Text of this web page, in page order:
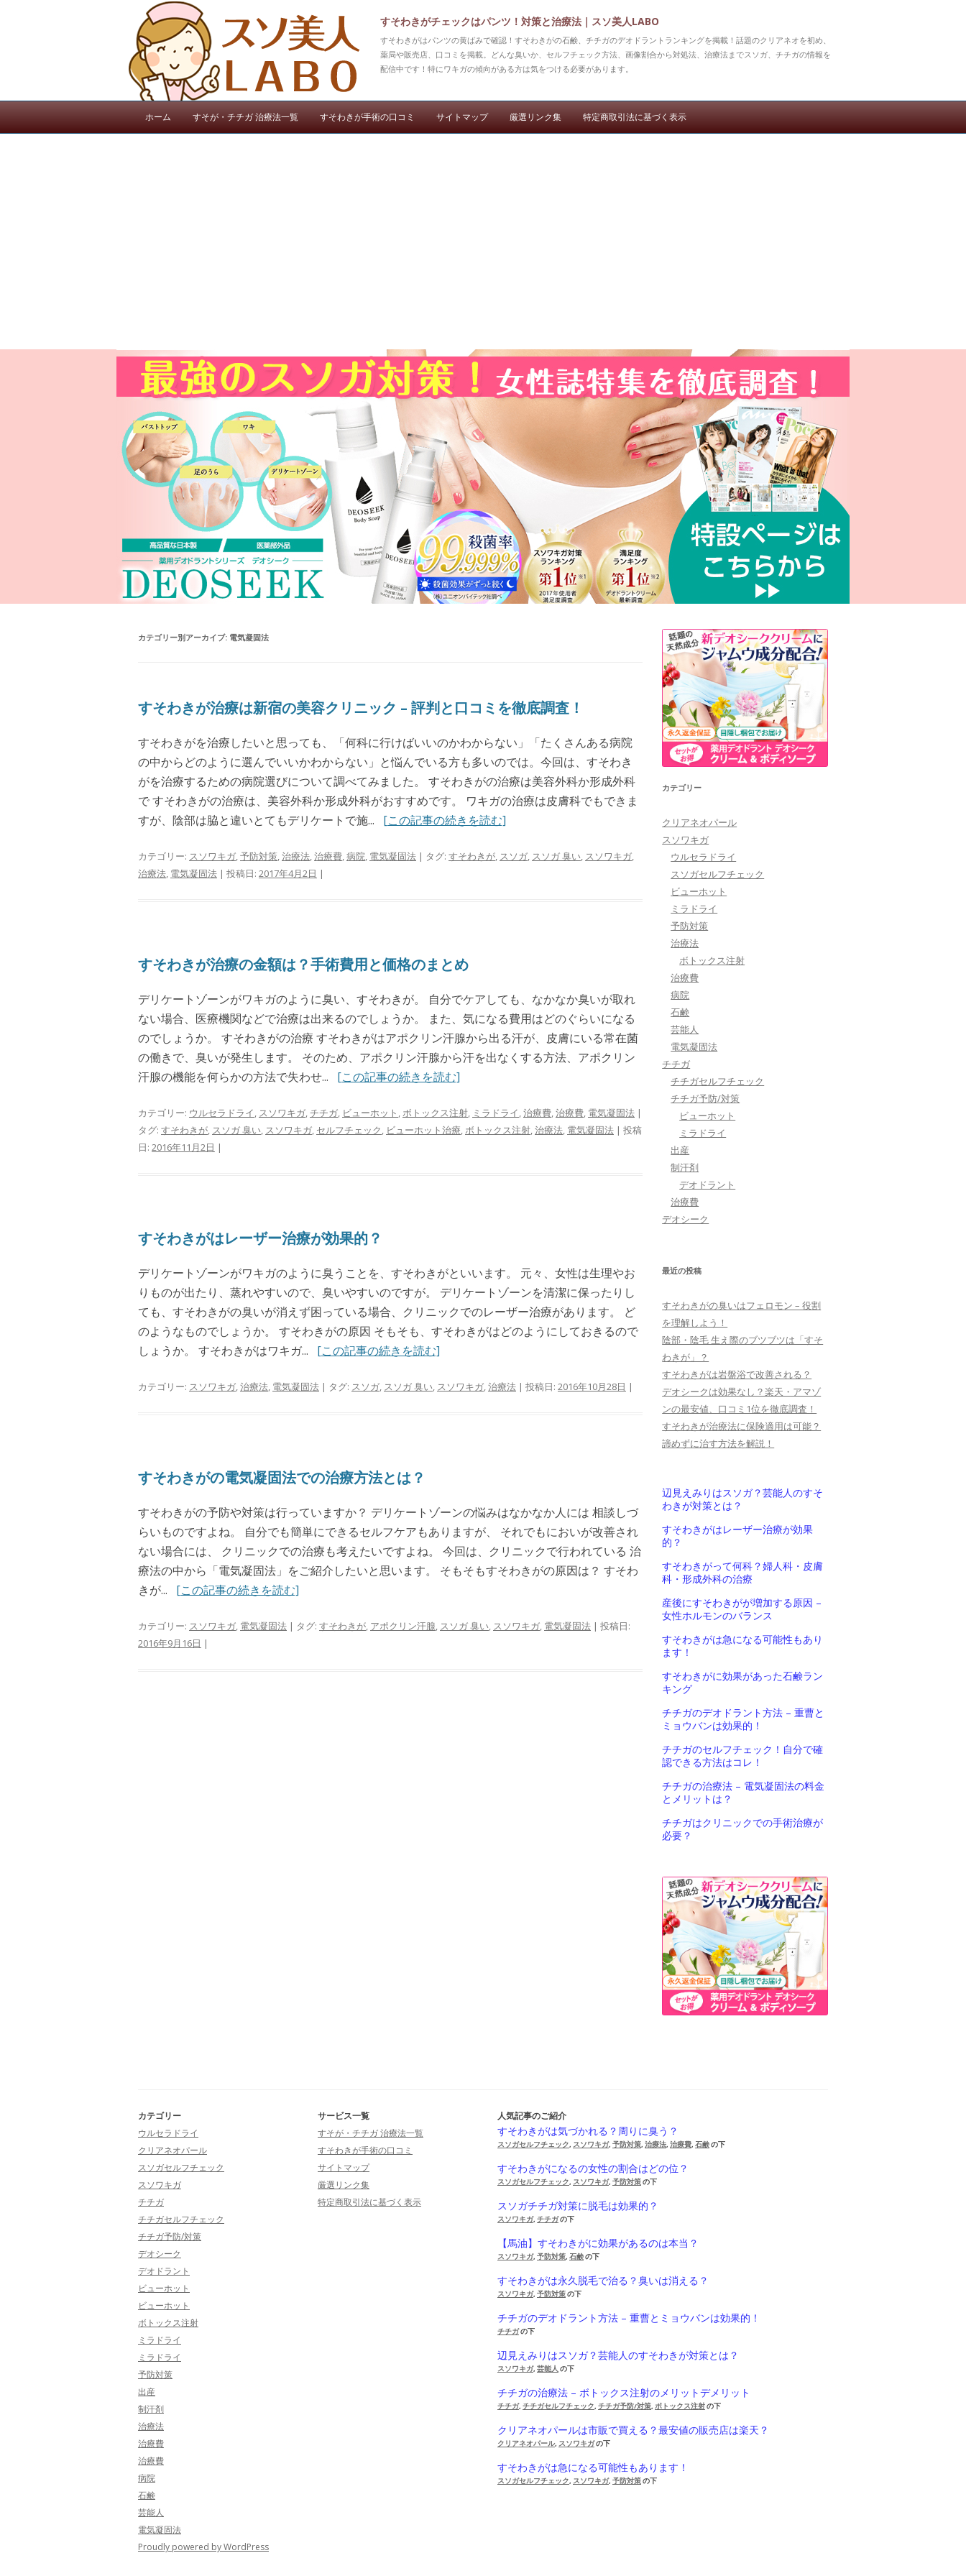
すそわきがチェックはパンツ！対策と治療法｜スソ美人LABO
すそわきがはパンツの黄ばみで確認！すそわきがの石鹸、チチガのデオドラントランキングを掲載！話題のクリアネオを初め、
薬局や販売店、口コミを掲載。どんな臭いか、セルフチェック方法、画像割合から対処法、治療法までスソガ、チチガの情報を
配信中です！特にワキガの傾向がある方は気をつける必要があります。
コンテンツへ移動
ホーム すそが・チチガ 治療法一覧 すそわきが手術の口コミ サイトマップ 厳選リンク集 特定商取引法に基づく表示
カテゴリー別アーカイブ: 電気凝固法
すそわきが治療は新宿の美容クリニック – 評判と口コミを徹底調査！
すそわきがを治療したいと思っても、「何科に行けばいいのかわからない」「たくさんある病院
の中からどのように選んでいいかわからない」と悩んでいる方も多いのでは。今回は、すそわき
がを治療するための病院選びについて調べてみました。 すそわきがの治療は美容外科か形成外科
で すそわきがの治療は、美容外科か形成外科がおすすめです。 ワキガの治療は皮膚科でもできま
すが、陰部は脇と違いとてもデリケートで施... [この記事の続きを読む]
カテゴリー: スソワキガ,予防対策,治療法,治療費,病院, 電気凝固法 | タグ: すそわきが, スソガ, スソガ 臭い, スソワキガ,
治療法, 電気凝固法 | 投稿日: 2017年4月2日 |
すそわきが治療の金額は？手術費用と価格のまとめ
デリケートゾーンがワキガのように臭い、すそわきが。 自分でケアしても、なかなか臭いが取れ
ない場合、医療機関などで治療は出来るのでしょうか。 また、気になる費用はどのぐらいになる
のでしょうか。 すそわきがの治療 すそわきがはアポクリン汗腺から出る汗が、皮膚にいる常在菌
の働きで、臭いが発生します。 そのため、アポクリン汗腺から汗を出なくする方法、アポクリン
汗腺の機能を何らかの方法で失わせ... [この記事の続きを読む]
カテゴリー: ウルセラドライ, スソワキガ,チチガ, ビューホット ,ボトックス注射, ミラドライ,治療費,治療費, 電気凝固法 |
タグ: すそわきが, スソガ 臭い, スソワキガ, セルフチェック, ビューホット治療,ボトックス注射,治療法, 電気凝固法 | 投稿
日: 2016年11月2日 |
すそわきがはレーザー治療が効果的？
デリケートゾーンがワキガのように臭うことを、すそわきがといいます。 元々、女性は生理やお
りものが出たり、蒸れやすいので、臭いやすいのですが。 デリケートゾーンを清潔に保ったりし
ても、すそわきがの臭いが消えず困っている場合、クリニックでのレーザー治療があります。 ど
のようなものでしょうか。 すそわきがの原因 そもそも、すそわきがはどのようにしておきるので
しょうか。 すそわきがはワキガ... [この記事の続きを読む]
カテゴリー: スソワキガ,治療法, 電気凝固法 | タグ: スソガ, スソガ 臭い, スソワキガ,治療法 | 投稿日: 2016年10月28日 |
すそわきがの電気凝固法での治療方法とは？
すそわきがの予防や対策は行っていますか？ デリケートゾーンの悩みはなかなか人には 相談しづ
らいものですよね。 自分でも簡単にできるセルフケアもありますが、 それでもにおいが改善され
ない場合には、 クリニックでの治療も考えたいですよね。 今回は、クリニックで行われている 治
療法の中から「電気凝固法」をご紹介したいと思います。 そもそもすそわきがの原因は？ すそわ
きが... [この記事の続きを読む]
カテゴリー: スソワキガ, 電気凝固法 | タグ: すそわきが, アポクリン汗腺, スソガ 臭い, スソワキガ, 電気凝固法 | 投稿日:
2016年9月16日 |
カテゴリー
クリアネオパール
スソワキガ
ウルセラドライ
スソガセルフチェック
ビューホット
ミラドライ
予防対策
治療法
ボトックス注射
治療費
病院
石鹸
芸能人
電気凝固法
チチガ
チチガセルフチェック
チチガ予防/対策
ビューホット
ミラドライ
出産
制汗剤
デオドラント
治療費
デオシーク
最近の投稿
すそわきがの臭いはフェロモン – 役割
を理解しよう！
陰部・陰毛 生え際のブツブツは「すそ
わきが」？
すそわきがは岩盤浴で改善される？
デオシークは効果なし？楽天・アマゾ
ンの最安値、口コミ1位を徹底調査！
すそわきが治療法に保険適用は可能？
諦めずに治す方法を解説！
辺見えみりはスソガ？芸能人のすそ
わきが対策とは？
すそわきがはレーザー治療が効果
的？
すそわきがって何科？婦人科・皮膚
科・形成外科の治療
産後にすそわきがが増加する原因 –
女性ホルモンのバランス
すそわきがは急になる可能性もあり
ます！
すそわきがに効果があった石鹸ラン
キング
チチガのデオドラント方法 – 重曹と
ミョウバンは効果的！
チチガのセルフチェック！自分で確
認できる方法はコレ！
チチガの治療法 – 電気凝固法の料金
とメリットは？
チチガはクリニックでの手術治療が
必要？
カテゴリー
ウルセラドライ
クリアネオパール
スソガセルフチェック
スソワキガ
チチガ
チチガセルフチェック
チチガ予防/対策
デオシーク
デオドラント
ビューホット
ビューホット
ボトックス注射
ミラドライ
ミラドライ
予防対策
出産
制汗剤
治療法
治療費
治療費
病院
石鹸
芸能人
電気凝固法
サービス一覧
すそが・チチガ 治療法一覧
すそわきが手術の口コミ
サイトマップ
厳選リンク集
特定商取引法に基づく表示
人気記事のご紹介
すそわきがは気づかれる？周りに臭う？
スソガセルフチェック, スソワキガ, 予防対策, 治療法, 治療費, 石鹸の下
すそわきがになるの女性の割合はどの位？
スソガセルフチェック, スソワキガ, 予防対策の下
スソガチチガ対策に脱毛は効果的？
スソワキガ, チチガの下
【馬油】すそわきがに効果があるのは本当？
スソワキガ, 予防対策, 石鹸の下
すそわきがは永久脱毛で治る？臭いは消える？
スソワキガ, 予防対策の下
チチガのデオドラント方法 – 重曹とミョウバンは効果的！
チチガの下
辺見えみりはスソガ？芸能人のすそわきが対策とは？
スソワキガ, 芸能人 の下
チチガの治療法 – ボトックス注射のメリットデメリット
チチガ, チチガセルフチェック, チチガ予防/対策, ボトックス注射の下
クリアネオパールは市販で買える？最安値の販売店は楽天？
クリアネオパール, スソワキガの下
すそわきがは急になる可能性もあります！
スソガセルフチェック, スソワキガ, 予防対策の下
Proudly powered by WordPress